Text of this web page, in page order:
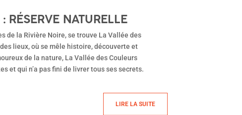
RÉSERVE NATURELLE
de la Rivière Noire, se trouve La Vallée des
lieux, où se mêle histoire, découverte et
de la nature, La Vallée des Couleurs
et qui n’a pas fini de livrer tous ses secrets.
LIRE LA SUITE